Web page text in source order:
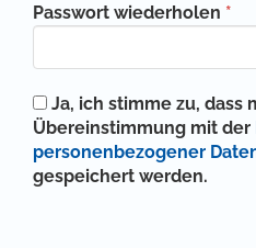
Passwort wiederholen *
Übereinstimmung mit der
personenbezogener
gespeichert werden.